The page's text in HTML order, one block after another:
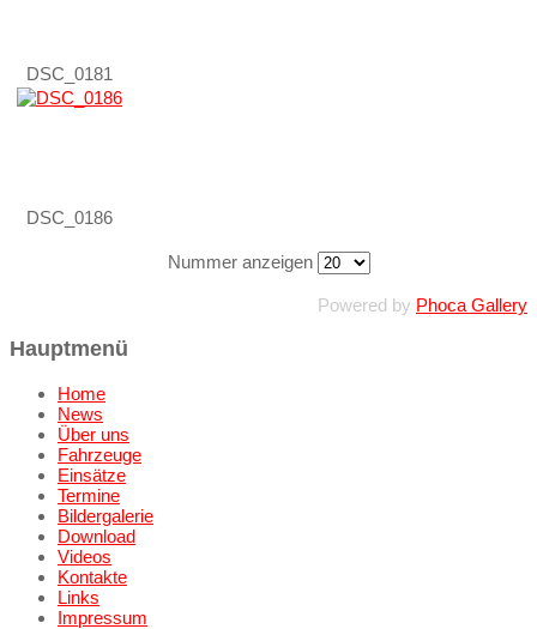
DSC_0181
DSC_0186
Nummer anzeigen
Powered by Phoca Gallery
Hauptmenü
Home
News
Über uns
Fahrzeuge
Einsätze
Termine
Bildergalerie
Download
Videos
Kontakte
Links
Impressum